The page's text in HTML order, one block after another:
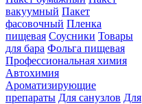
вакуумный Пакет
фасовочный Пленка
пищевая Соусники Товары
для бара Фольга пищевая
Профессиональная химия
Автохимия
Ароматизирующие
препараты Для санузлов Для